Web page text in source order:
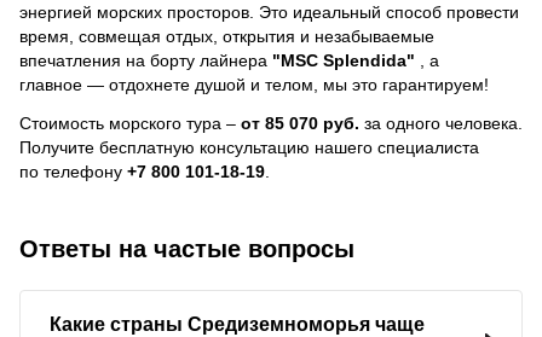
энергией морских просторов. Это идеальный способ провести
время, совмещая отдых, открытия и незабываемые
впечатления на борту лайнера "MSC Splendida"
, a
главное — отдохнете душой и телом, мы это гарантируем!
Стоимость морского тура – от 85 070 руб. за одного человека.
Получите бесплатную консультацию нашего специалиста
по телефону +7 800 101-18-19
Ответы на частые вопросы
Какие страны Средиземноморья чаще